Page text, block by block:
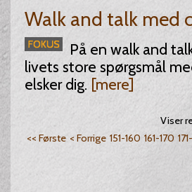
Walk and talk med
På en walk and
livets store spørgsmål
elsker dig. [mere]
Viser
<< Første < Forrige 151-160 161-170